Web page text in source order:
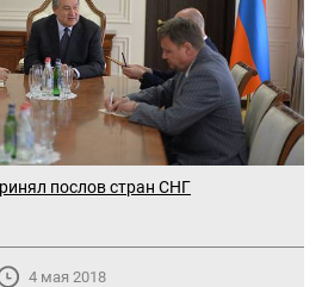
послов стран СНГ
4 мая 2018